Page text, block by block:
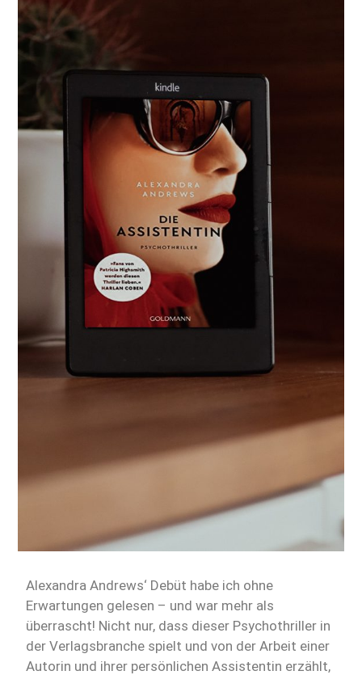
ÜBER
TERMINE
Alexandra Andrews‘ Debüt habe ich ohne
Erwartungen gelesen – und war mehr als
überrascht! Nicht nur, dass dieser Psychothriller in
der Verlagsbranche spielt und von der Arbeit einer
Autorin und ihrer persönlichen Assistentin erzählt,